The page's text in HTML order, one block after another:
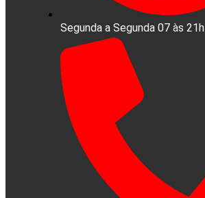
Segunda a Segunda 07 às 21h